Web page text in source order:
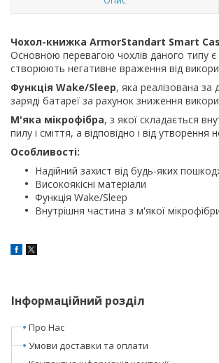
Чохол-книжка ArmorStandart Smart
Основною перевагою чохлів даного типу
створюють негативне враження від
Функція Wake/Sleep, яка реалізована
заряді батареї за рахунок зниження
М'яка мікрофібра, з якої складається
пилу і сміття, а відповідно і від
Особливості:
Надійний захист від будь-яких
Високоякісні матеріали
Функція Wake/Sleep
Внутрішня частина з м'якої
Інформаційний розділ
Про Нас
Умови доставки та оплати